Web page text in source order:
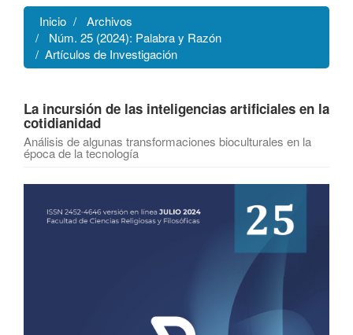
Inicio
Archivos
Núm. 25 (2024): Palabra y Razón
Artículos de Investigación
La incursión de las inteligencias artificiales en la
cotidianidad
Análisis de algunas transformaciones bioculturales en la
época de la tecnología
Barra
artículo